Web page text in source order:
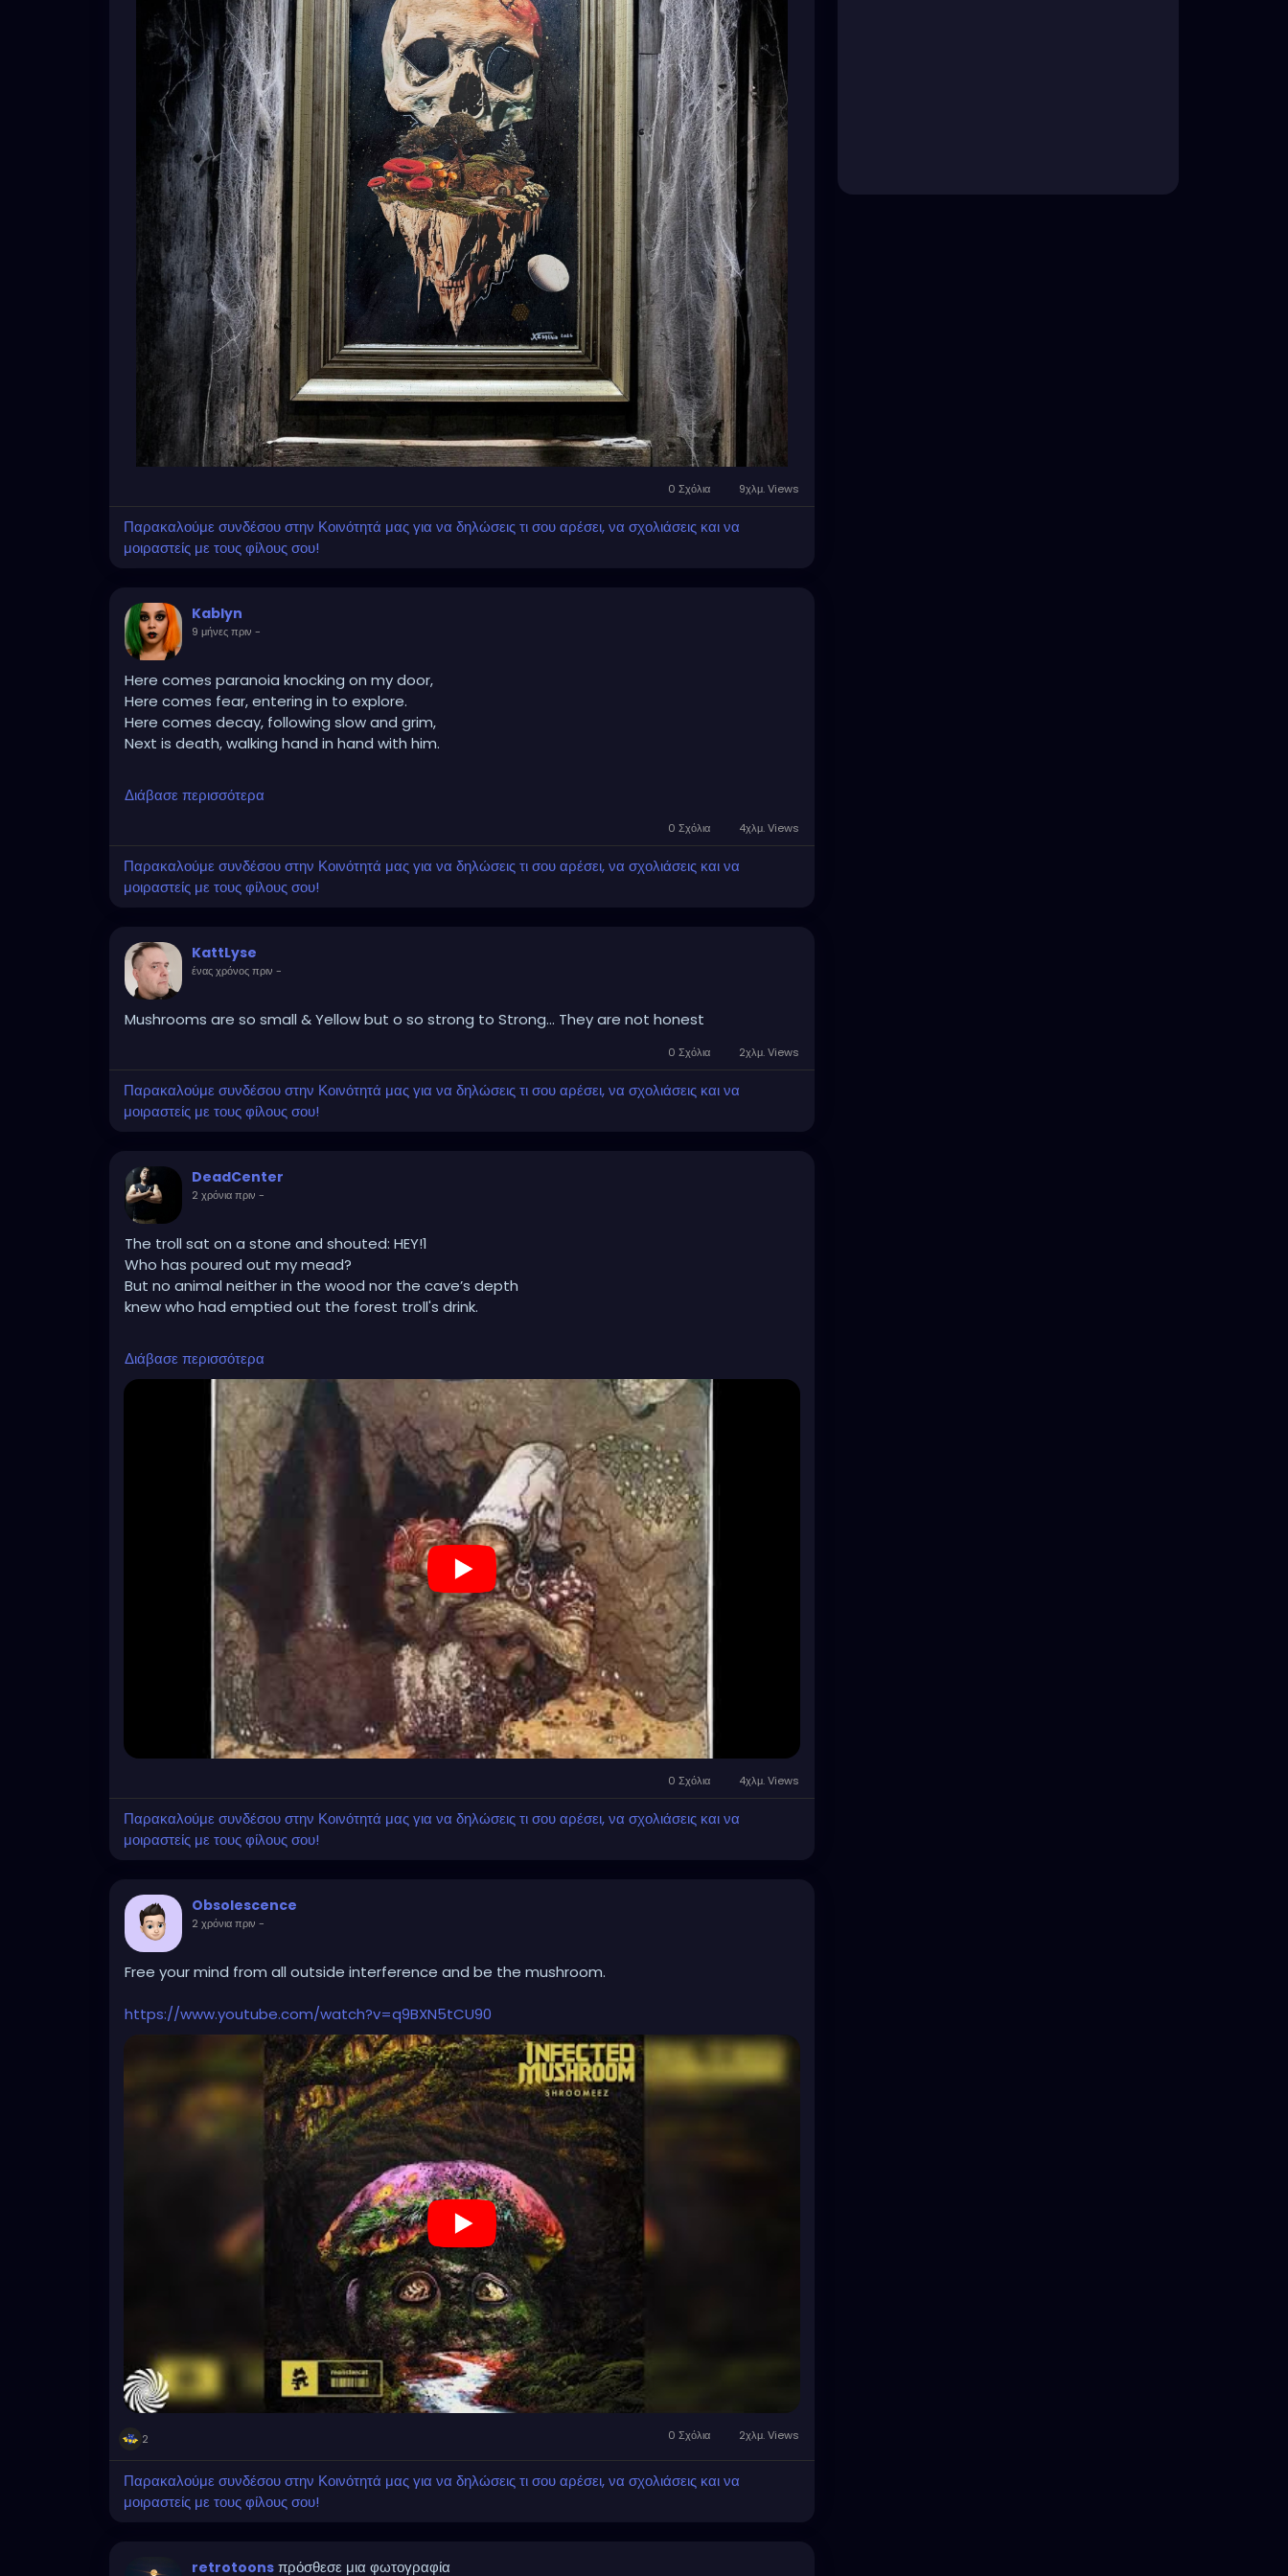
A skull dreaming of forests.
0 Σχόλια 9χλμ. Views
Παρακαλούμε συνδέσου στην Κοινότητά μας για να δηλώσεις τι σου αρέσει, να σχολιάσεις και να
μοιραστείς με τους φίλους σου!
Kablyn
9 μήνες πριν -
Here comes paranoia knocking on my door,
Here comes fear, entering in to explore.
Here comes decay, following slow and grim,
Next is death, walking hand in hand with him.
An angel approaches, a light so bright,
"Walk to the light," is it another life, or eternal night?
Bodies lifted to heaven, ascending to a higher role.
Διάβασε περισσότερα
0 Σχόλια 4χλμ. Views
Παρακαλούμε συνδέσου στην Κοινότητά μας για να δηλώσεις τι σου αρέσει, να σχολιάσεις και να
μοιραστείς με τους φίλους σου!
KattLyse
ένας χρόνος πριν -
Mushrooms are so small & Yellow but o so strong to Strong... They are not honest
0 Σχόλια 2χλμ. Views
Παρακαλούμε συνδέσου στην Κοινότητά μας για να δηλώσεις τι σου αρέσει, να σχολιάσεις και να
μοιραστείς με τους φίλους σου!
DeadCenter
2 χρόνια πριν -
The troll sat on a stone and shouted: HEY!1
Who has poured out my mead?
But no animal neither in the wood nor the cave’s depth
knew who had emptied out the forest troll's drink.
The troll sat on a stone and shouted: HEY!
Who has trampled down my mushrooms?
But neither animal in the forest nor child of the sky
knew who had stamped down the entire field.
The troll sat on a stone and shouted: HEY!
Mead and meat to the wise one!
Neither animal in the wood nor cave troll's child
knew those were the only things the troll still had left.
And the rats whispered to the troll:
The Christians have spilled your mead!
The Christians have trampled your mushrooms!
The Christians have beaten your brothers!
Then the troll got angry and stood up from his stone,
he went to the Christian land and burned down the hideous church.
https://youtu.be/m5PCEO6DP64
Διάβασε περισσότερα
0 Σχόλια 4χλμ. Views
Παρακαλούμε συνδέσου στην Κοινότητά μας για να δηλώσεις τι σου αρέσει, να σχολιάσεις και να
μοιραστείς με τους φίλους σου!
Obsolescence
2 χρόνια πριν -
Free your mind from all outside interference and be the mushroom.
https://www.youtube.com/watch?v=q9BXN5tCU90
2 0 Σχόλια 2χλμ. Views
Παρακαλούμε συνδέσου στην Κοινότητά μας για να δηλώσεις τι σου αρέσει, να σχολιάσεις και να
μοιραστείς με τους φίλους σου!
retrotoons πρόσθεσε μια φωτογραφία